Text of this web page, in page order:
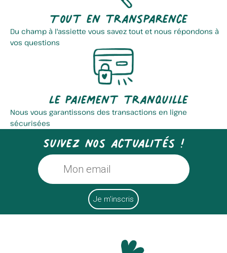
Tout en transparence
Du champ à l'assiette vous savez tout et nous répondons à
vos questions
Le paiement tranquille
Nous vous garantissons des transactions en ligne
sécurisées
Suivez nos actualités !